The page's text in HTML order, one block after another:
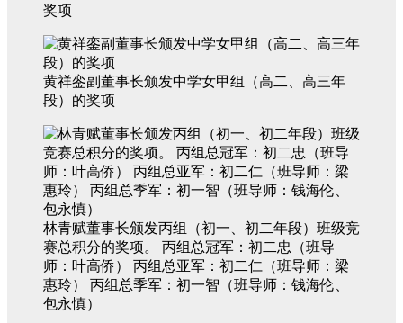
奖项
黄祥銮副董事长颁发中学女甲组（高二、高三年
段）的奖项
林青赋董事长颁发丙组（初一、初二年段）班级竞
赛总积分的奖项。 丙组总冠军：初二忠（班导
师：叶高侨） 丙组总亚军：初二仁（班导师：梁
惠玲） 丙组总季军：初一智（班导师：钱海伦、
包永慎）